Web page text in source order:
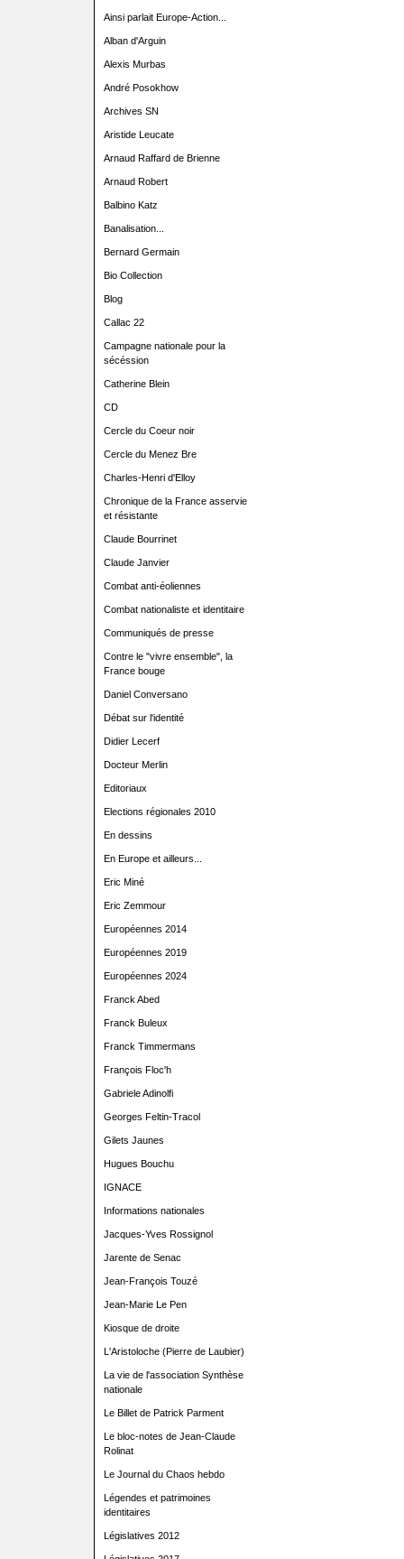
Ainsi parlait Europe-Action...
Alban d'Arguin
Alexis Murbas
André Posokhow
Archives SN
Aristide Leucate
Arnaud Raffard de Brienne
Arnaud Robert
Balbino Katz
Banalisation...
Bernard Germain
Bio Collection
Blog
Callac 22
Campagne nationale pour la
sécéssion
Catherine Blein
CD
Cercle du Coeur noir
Cercle du Menez Bre
Charles-Henri d'Elloy
Chronique de la France asservie
et résistante
Claude Bourrinet
Claude Janvier
Combat anti-éoliennes
Combat nationaliste et identitaire
Communiqués de presse
Contre le "vivre ensemble", la
France bouge
Daniel Conversano
Débat sur l'identité
Didier Lecerf
Docteur Merlin
Editoriaux
Elections régionales 2010
En dessins
En Europe et ailleurs...
Eric Miné
Eric Zemmour
Européennes 2014
Européennes 2019
Européennes 2024
Franck Abed
Franck Buleux
Franck Timmermans
François Floc'h
Gabriele Adinolfi
Georges Feltin-Tracol
Gilets Jaunes
Hugues Bouchu
IGNACE
Informations nationales
Jacques-Yves Rossignol
Jarente de Senac
Jean-François Touzé
Jean-Marie Le Pen
Kiosque de droite
L'Aristoloche (Pierre de Laubier)
La vie de l'association Synthèse
nationale
Le Billet de Patrick Parment
Le bloc-notes de Jean-Claude
Rolinat
Le Journal du Chaos hebdo
Légendes et patrimoines
identitaires
Législatives 2012